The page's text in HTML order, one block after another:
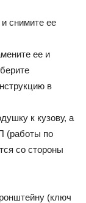
снимите ее
ее и
в
к кузову, а
(работы по
со стороны
(ключ